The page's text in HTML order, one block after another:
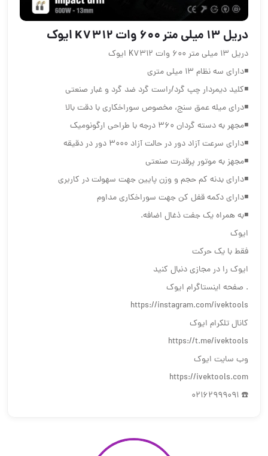
دریل 13 میلی متر 600 وات K7312 ایوک
دریل 13 میلی متر 600 وات K7312 ایوک
◾️دارای سه نظام 13 میلی متری
◾️کلید دیمردار چپ گرد/راست گرد ضد گرد و غبار صنعتی
◾️درای میله عمق سنج، مخصوص سوراخکاری با دقت بالا
◾️مجهر به دسته گردان 360 درجه با طراحی ارگونومیک
◾️دارای سرعت آزاد دور در حالت آزاد 3000 دور در دقیقه
◾️مجهز به موتور پرقدرت صنعتی
◾️دارای بدنه کم حجم و وزن پایین جهت سهولت در کاربری
◾️دارای دکمه قفل کن جهت سوراخکاری مداوم
◾️به همراه یک جفت ذغال اضافه.
ایوک
فقط با یک حرکت
ایوک را در مجازی دنبال کنید
. صفحه اینستاگرام ایوک
https://instagram.com/ivektools
کانال تلکرام ایوک
https://t.me/ivektools
وب سایت ایوک
https://ivektools.com
☎️ 02162999091